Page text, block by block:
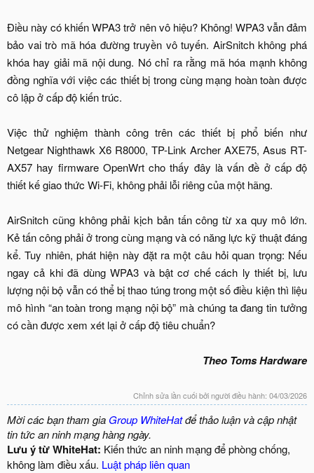
Điều này có khiến WPA3 trở nên vô hiệu? Không! WPA3 vẫn đảm
bảo vai trò mã hóa đường truyền vô tuyến. AirSnitch không phá
khóa hay giải mã nội dung. Nó chỉ ra rằng mã hóa mạnh không
đồng nghĩa với việc các thiết bị trong cùng mạng hoàn toàn được
cô lập ở cấp độ kiến trúc.
Việc thử nghiệm thành công trên các thiết bị phổ biến như
Netgear Nighthawk X6 R8000, TP-Link Archer AXE75, Asus RT-
AX57 hay firmware OpenWrt cho thấy đây là vấn đề ở cấp độ
thiết kế giao thức Wi-Fi, không phải lỗi riêng của một hãng.
AirSnitch cũng không phải kịch bản tấn công từ xa quy mô lớn.
Kẻ tấn công phải ở trong cùng mạng và có năng lực kỹ thuật đáng
kể. Tuy nhiên, phát hiện này đặt ra một câu hỏi quan trọng: Nếu
ngay cả khi đã dùng WPA3 và bật cơ chế cách ly thiết bị, lưu
lượng nội bộ vẫn có thể bị thao túng trong một số điều kiện thì liệu
mô hình “an toàn trong mạng nội bộ” mà chúng ta đang tin tưởng
có cần được xem xét lại ở cấp độ tiêu chuẩn?
Theo Toms Hardware
Chỉnh sửa lần cuối bởi người điều hành: 04/03/2026
Mời các bạn tham gia Group WhiteHatđể thảo luận và cập nhật
tin tức an ninh mạng hàng ngày.
Lưu ý từ WhiteHat: Kiến thức an ninh mạng để phòng chống,
không làm điều xấu. Luật pháp liên quan